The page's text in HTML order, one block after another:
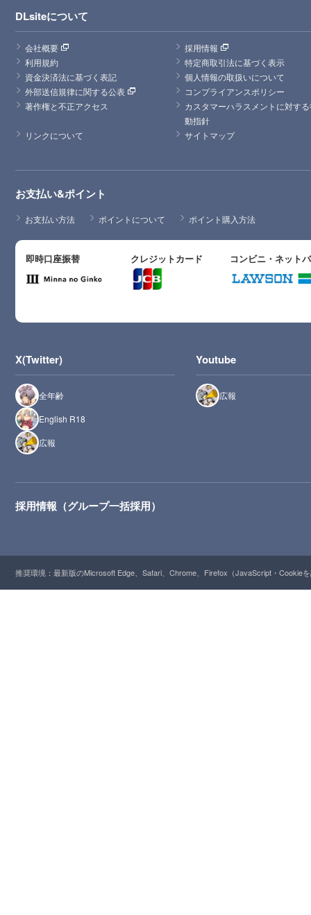
DLsiteについて
会社概要
採用情報
利用規約
特定商取引法に基づく表示
資金決済法に基づく表記
個人情報の取扱いについて
外部送信規律に関する公表
コンプライアンスポリシー
著作権と不正アクセス
カスタマーハラスメントに対す
動指針
リンクについて
サイトマップ
お支払い&ポイント
お支払い方法 ポイントについて ポイント購入方法
即時口座振替 クレジットカード コンビニ・ネット
X(Twitter)
全年齢
English R18
広報
Youtube
広報
採用情報（グループ一括採用）
推奨環境：最新版のMicrosoft Edge、Safari、Chrome、Firefox（JavaScript・Cookie